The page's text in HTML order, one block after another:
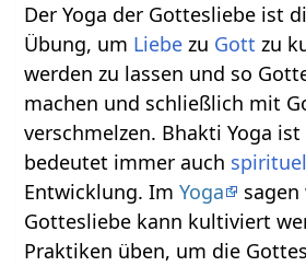
Der Yoga der Gottesliebe ist
Übung, um Liebe zu Gott zu
werden zu lassen und so
machen und schließlich mit
verschmelzen. Bhakti Yoga
bedeutet immer auch
Entwicklung. ImYoga
sagen
Gottesliebe kann kultiviert
Praktiken üben, um die